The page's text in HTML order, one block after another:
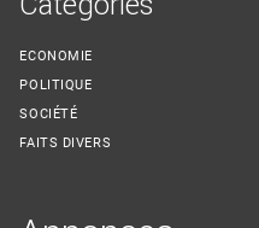
ECONOMIE
POLITIQUE
SOCIÉTÉ
FAITS DIVERS